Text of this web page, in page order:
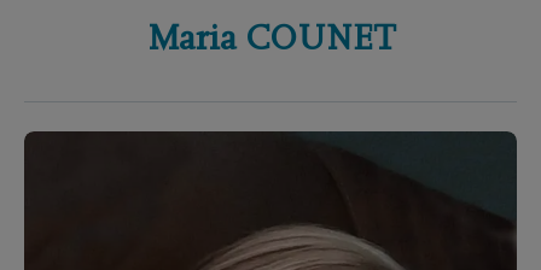
Maria COUNET